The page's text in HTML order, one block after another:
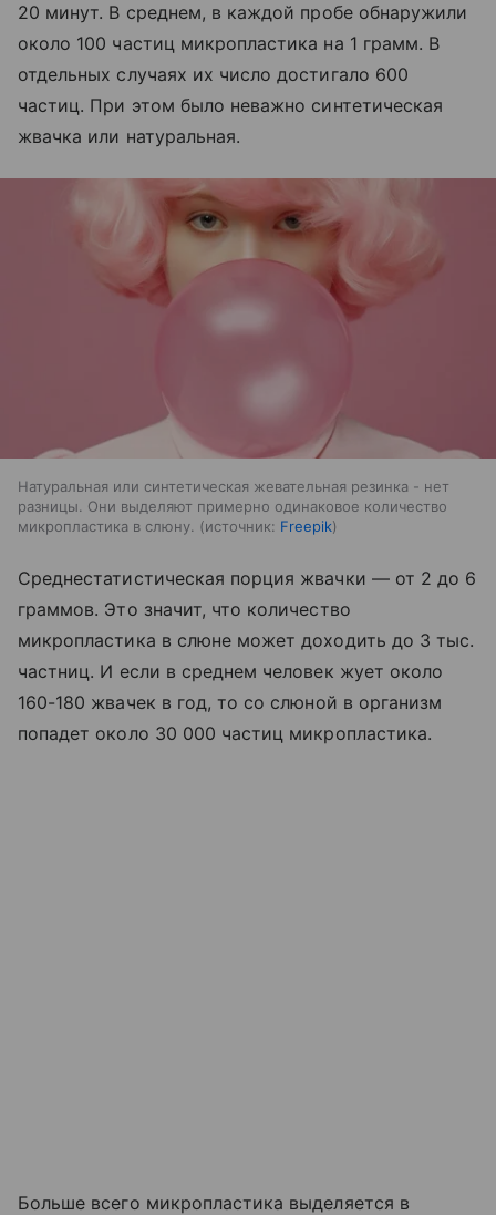
20 минут. В среднем, в каждой пробе обнаружили
около 100 частиц микропластика на 1 грамм. В
отдельных случаях их число достигало 600
частиц. При этом было неважно синтетическая
жвачка или натуральная.
Натуральная или синтетическая жевательная резинка - нет
разницы. Они выделяют примерно одинаковое количество
микропластика в слюну.
источник: Freepik
Среднестатистическая порция жвачки — от 2 до 6
граммов. Это значит, что количество
микропластика в слюне может доходить до 3 тыс.
частниц. И если в среднем человек жует около
160-180 жвачек в год, то со слюной в организм
попадет около 30 000 частиц микропластика.
Больше всего микропластика выделяется в